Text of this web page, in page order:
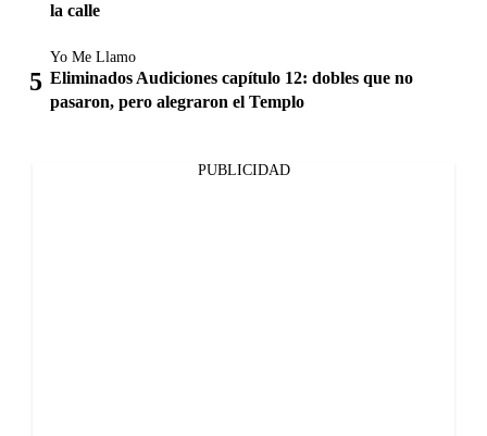
la calle
Yo Me Llamo
Eliminados Audiciones capítulo 12: dobles que no
pasaron, pero alegraron el Templo
PUBLICIDAD